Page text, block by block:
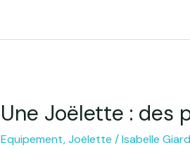
Une Joëlette : des
Equipement,Joëlette /Isabelle Giard
Une
: